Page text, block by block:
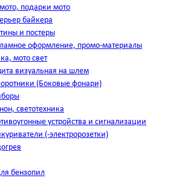
подарки мото
байкера
и постеры
оформление, промо-материалы
мото свет
визуальная на шлем
(Боковые фонари)
светотехника
устройства и сигнализации
(-электророзетки)
бензопил